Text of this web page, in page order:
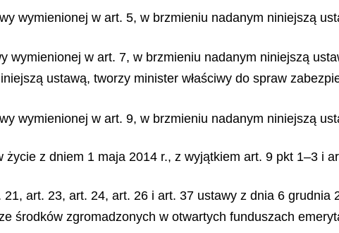
wymienionej w art. 5, w brzmieniu nadanym niniejszą
wymienionej w art. 7, w brzmieniu nadanym niniejszą
ustawą, tworzy minister właściwy do spraw
wymienionej w art. 9, w brzmieniu nadanym niniejszą
życie z dniem 1 maja 2014 r., z wyjątkiem art. 9 pkt 1–3 i
21, art. 23, art. 24, art. 26 i art. 37 ustawy z dnia 6
środków zgromadzonych w otwartych funduszach